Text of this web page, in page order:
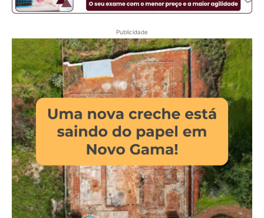
Publicidade